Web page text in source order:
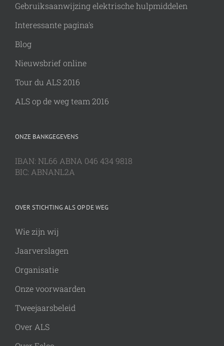
Gebruiksaanwijzing elektrische hulpmiddelen
Interessante pagina's
Blog
Nieuwsbrief online
Tour du ALS 2016
ALS op de weg team 2016
ONZE BANKGEGEVENS
IBAN: NL66 ABNA 046 434 9818
BIC: ABNANL2A
OVER STICHTING ALS OP DE WEG
Wie zijn wij
Jaarverslagen
Organisatie
Onze voorwaarden
Tweejaarsbeleid
Over ALS